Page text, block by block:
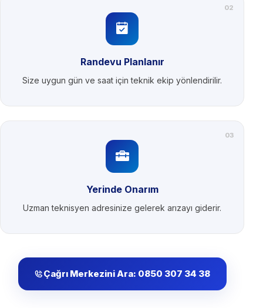
02
Randevu Planlanır
Size uygun gün ve saat için teknik ekip yönlendirilir.
03
Yerinde Onarım
Uzman teknisyen adresinize gelerek arızayı giderir.
Çağrı Merkezini Ara: 0850 307 34 38